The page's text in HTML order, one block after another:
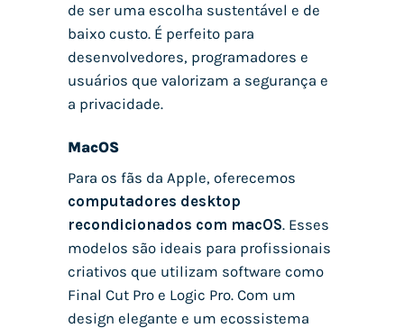
de ser uma escolha sustentável e de
baixo custo. É perfeito para
desenvolvedores, programadores e
usuários que valorizam a segurança e
a privacidade.
MacOS
Para os fãs da Apple, oferecemos
computadores desktop
recondicionados com macOS. Esses
modelos são ideais para profissionais
criativos que utilizam software como
Final Cut Pro e Logic Pro. Com um
design elegante e um ecossistema